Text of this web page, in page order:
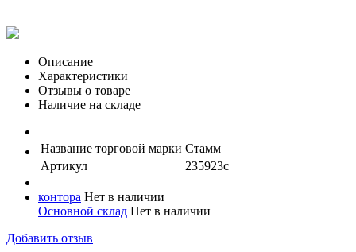
Описание
Характеристики
Отзывы о товаре
Наличие на складе
Название торговой марки Стамм
Артикул
235923с
контора Нет в наличии
Основной склад Нет в наличии
Добавить отзыв